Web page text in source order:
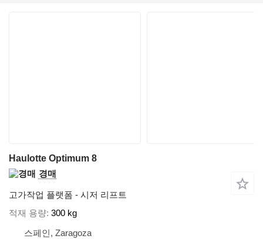
Haulotte Optimum 8
경매
고가작업 플랫폼 - 시저 리프트
적재 용량 300 kg
스페인, Zaragoza